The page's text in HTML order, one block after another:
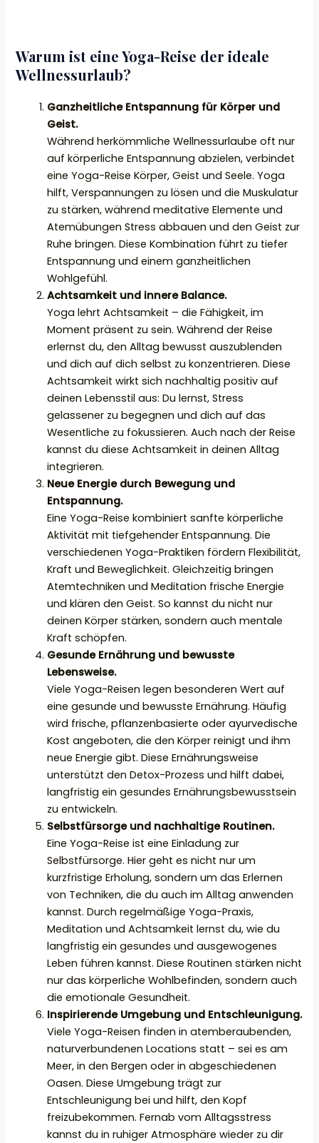
Warum ist eine Yoga-Reise der ideale
Wellnessurlaub?
Ganzheitliche Entspannung für Körper und
Geist.
Während herkömmliche Wellnessurlaube oft nur
auf körperliche Entspannung abzielen, verbindet
eine Yoga-Reise Körper, Geist und Seele. Yoga
hilft, Verspannungen zu lösen und die Muskulatur
zu stärken, während meditative Elemente und
Atemübungen Stress abbauen und den Geist zur
Ruhe bringen. Diese Kombination führt zu tiefer
Entspannung und einem ganzheitlichen
Wohlgefühl.
Achtsamkeit und innere Balance.
Yoga lehrt Achtsamkeit – die Fähigkeit, im
Moment präsent zu sein. Während der Reise
erlernst du, den Alltag bewusst auszublenden
und dich auf dich selbst zu konzentrieren. Diese
Achtsamkeit wirkt sich nachhaltig positiv auf
deinen Lebensstil aus: Du lernst, Stress
gelassener zu begegnen und dich auf das
Wesentliche zu fokussieren. Auch nach der Reise
kannst du diese Achtsamkeit in deinen Alltag
integrieren.
Neue Energie durch Bewegung und
Entspannung.
Eine Yoga-Reise kombiniert sanfte körperliche
Aktivität mit tiefgehender Entspannung. Die
verschiedenen Yoga-Praktiken fördern Flexibilität,
Kraft und Beweglichkeit. Gleichzeitig bringen
Atemtechniken und Meditation frische Energie
und klären den Geist. So kannst du nicht nur
deinen Körper stärken, sondern auch mentale
Kraft schöpfen.
Gesunde Ernährung und bewusste
Lebensweise.
Viele Yoga-Reisen legen besonderen Wert auf
eine gesunde und bewusste Ernährung. Häufig
wird frische, pflanzenbasierte oder ayurvedische
Kost angeboten, die den Körper reinigt und ihm
neue Energie gibt. Diese Ernährungsweise
unterstützt den Detox-Prozess und hilft dabei,
langfristig ein gesundes Ernährungsbewusstsein
zu entwickeln.
Selbstfürsorge und nachhaltige Routinen.
Eine Yoga-Reise ist eine Einladung zur
Selbstfürsorge. Hier geht es nicht nur um
kurzfristige Erholung, sondern um das Erlernen
von Techniken, die du auch im Alltag anwenden
kannst. Durch regelmäßige Yoga-Praxis,
Meditation und Achtsamkeit lernst du, wie du
langfristig ein gesundes und ausgewogenes
Leben führen kannst. Diese Routinen stärken nicht
nur das körperliche Wohlbefinden, sondern auch
die emotionale Gesundheit.
Inspirierende Umgebung und Entschleunigung.
Viele Yoga-Reisen finden in atemberaubenden,
naturverbundenen Locations statt – sei es am
Meer, in den Bergen oder in abgeschiedenen
Oasen. Diese Umgebung trägt zur
Entschleunigung bei und hilft, den Kopf
freizubekommen. Fernab vom Alltagsstress
kannst du in ruhiger Atmosphäre wieder zu dir